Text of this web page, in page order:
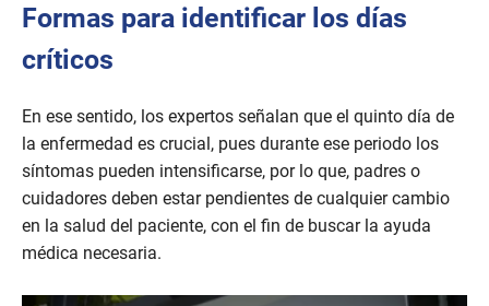
Formas para identificar los días
críticos
En ese sentido, los expertos señalan que el quinto día de
la enfermedad es crucial, pues durante ese periodo los
síntomas pueden intensificarse, por lo que, padres o
cuidadores deben estar pendientes de cualquier cambio
en la salud del paciente, con el fin de buscar la ayuda
médica necesaria.